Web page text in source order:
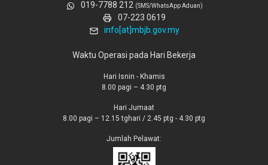
019-7788 212 (SMS/WhatsApp Aduan)
07-223 0619
info[at]mbjb.gov.my
Waktu Operasi pada Hari Bekerja
Hari Isnin - Khamis
8.00 pagi – 4.30 ptg
Hari Jumaat
8.00 pagi – 12.15 tghari / 2.45 ptg - 4.30 ptg
Jumlah Pelawat: